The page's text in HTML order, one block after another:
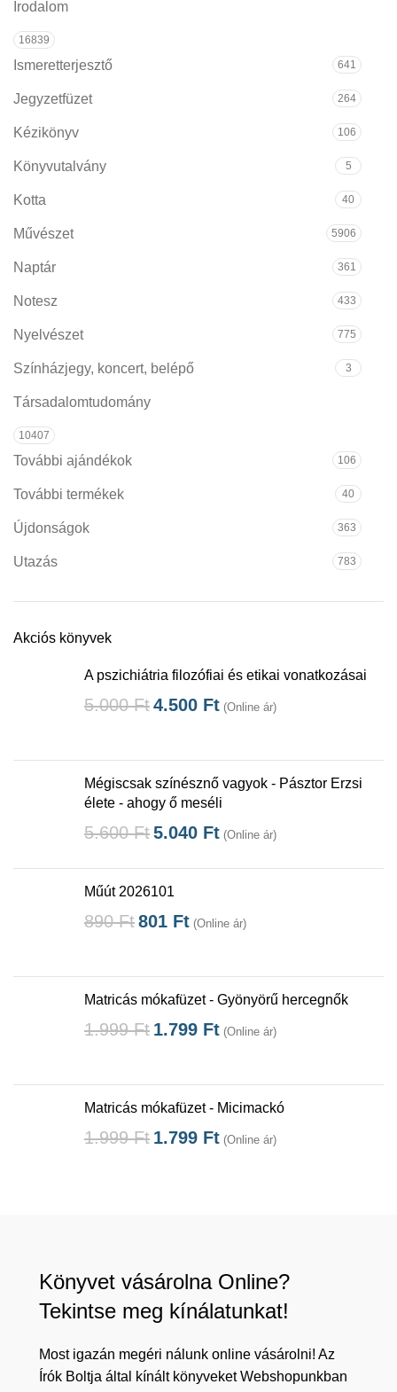
Irodalom
16839
Ismeretterjesztő 641
Jegyzetfüzet 264
Kézikönyv 106
Könyvutalvány 5
Kotta 40
Művészet 5906
Naptár 361
Notesz 433
Nyelvészet 775
Színházjegy, koncert, belépő 3
Társadalomtudomány
10407
További ajándékok 106
További termékek 40
Újdonságok 363
Utazás 783
Akciós könyvek
A pszichiátria filozófiai és etikai vonatkozásai
5.000Ft4.500 Ft (Online ár)
Mégiscsak színésznő vagyok - Pásztor Erzsi
élete - ahogy ő meséli
5.600Ft5.040 Ft (Online ár)
Műút 2026101
890Ft801 Ft (Online ár)
Matricás mókafüzet - Gyönyörű hercegnők
1.999Ft 1.799 Ft (Online ár)
Matricás mókafüzet - Micimackó
1.999Ft 1.799 Ft (Online ár)
Könyvet vásárolna Online?
Tekintse meg kínálatunkat!
Most igazán megéri nálunk online vásárolni! Az
Írók Boltja által kínált könyveket Webshopunkban